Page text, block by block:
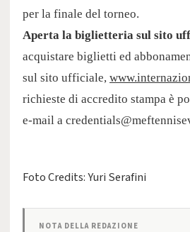
per la finale del torneo.
Aperta la biglietteria sul sito
acquistare biglietti ed
sul sito ufficiale,
richieste di accredito stampa è
e-mail a
Foto Credits: Yuri Serafini
NOTA DELLA REDAZIONE